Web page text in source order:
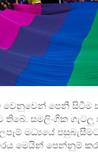
වෙනුවෙන් පෙනී සිටීම
සමලිංගික
මධ්‍යයේ
මෙයින් පෙන්නුම්